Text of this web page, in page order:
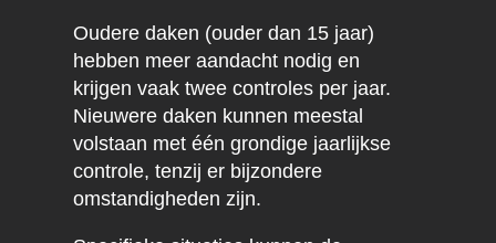
Oudere daken (ouder dan 15 jaar)
hebben meer aandacht nodig en
krijgen vaak twee controles per jaar.
Nieuwere daken kunnen meestal
volstaan met één grondige jaarlijkse
controle, tenzij er bijzondere
omstandigheden zijn.